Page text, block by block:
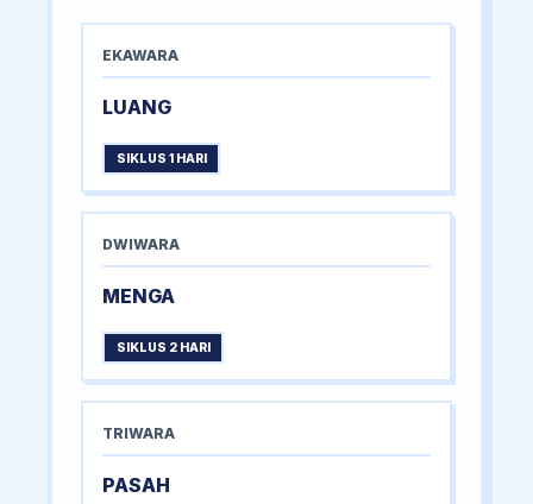
EKAWARA
LUANG
SIKLUS 1 HARI
DWIWARA
MENGA
SIKLUS 2 HARI
TRIWARA
PASAH